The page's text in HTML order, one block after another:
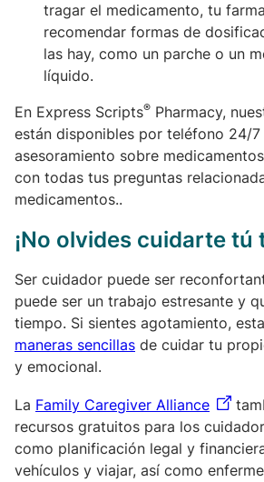
tragar el medicamento, tu
recomendar formas de
las hay, como un parche o un
líquido.
En Express Scripts® Pharmacy,
están disponibles por teléfono 24/
asesoramiento sobre
con todas tus preguntas
medicamentos..
¡No olvides cuidarte tú
Ser cuidador puede ser
puede ser un trabajo estresante y
tiempo. Si sientes agotamiento,
maneras sencillas de cuidar tu
y emocional.
La Family Caregiver Alliance
recursos gratuitos para los
como planificación legal y
vehículos y viajar, así como